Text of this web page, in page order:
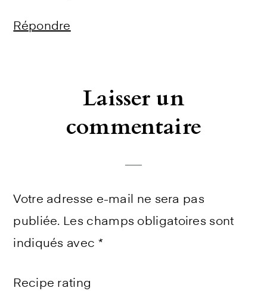
Répondre
Laisser un
commentaire
Votre adresse e-mail ne sera pas
publiée. Les champs obligatoires sont
indiqués avec *
Recipe rating